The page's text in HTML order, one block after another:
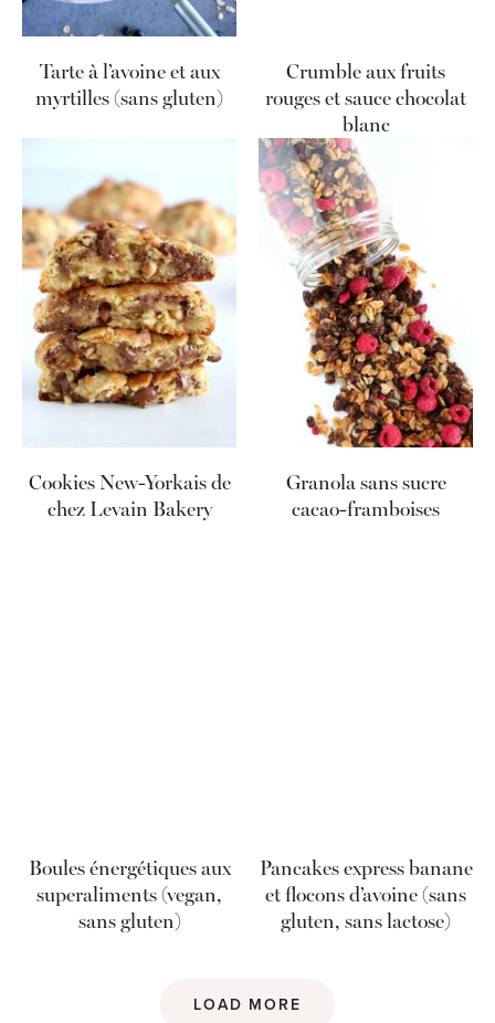
Tarte à l’avoine et aux
myrtilles (sans gluten)
Crumble aux fruits
rouges et sauce chocolat
blanc
Cookies New-Yorkais de
chez Levain Bakery
Granola sans sucre
cacao-framboises
Boules énergétiques aux
superaliments (vegan,
sans gluten)
Pancakes express banane
et flocons d’avoine (sans
gluten, sans lactose)
LOAD MORE